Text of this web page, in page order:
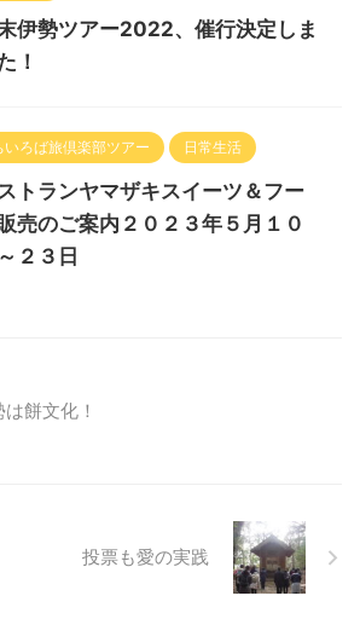
伊勢ツアー2022、催行決定しま
！
いろば旅倶楽部ツアー 日常生活
トランヤマザキスイーツ＆フー
売のご案内２０２３年５月１０
２３日
餅文化！
投票も愛の実践